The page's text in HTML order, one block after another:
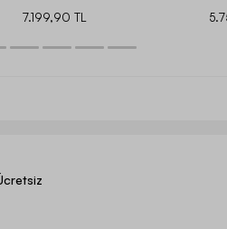
7.199,90 TL